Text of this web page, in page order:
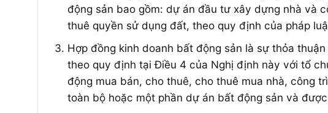
động sản bao gồm: dự án đầu tư xây dựng nhà và
thuê quyền sử dụng đất, theo quy định của pháp
Hợp đồng kinh doanh bất động sản là sự thỏa
theo quy định tại Điều 4 của Nghị định này với tổ
động mua bán, cho thuê, cho thuê mua nhà, công
toàn bộ hoặc một phần dự án bất động sản và